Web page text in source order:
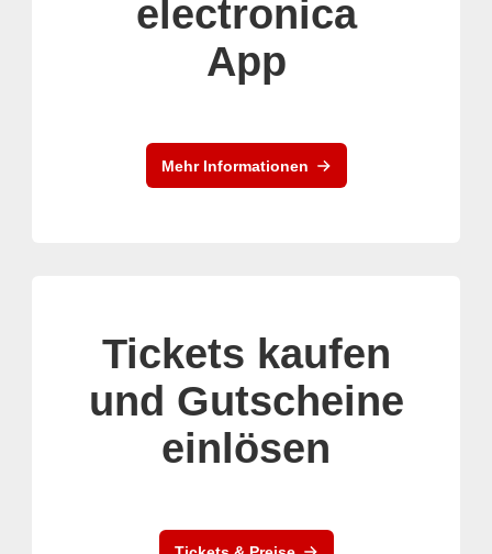
electronica
App
Mehr Informationen
Tickets kaufen
und Gutscheine
einlösen